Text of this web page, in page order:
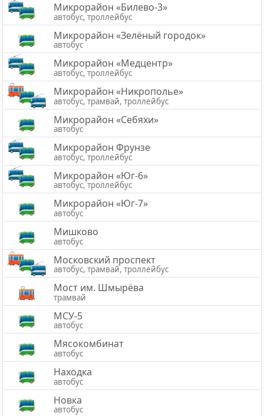
Микрорайон «Билево-3»
автобус, троллейбус
Микрорайон «Зелёный городок»
автобус
Микрорайон «Медцентр»
автобус, троллейбус
Микрорайон «Никрополье»
автобус, трамвай, троллейбус
Микрорайон «Себяхи»
автобус
Микрорайон Фрунзе
автобус, троллейбус
Микрорайон «Юг-6»
автобус, троллейбус
Микрорайон «Юг-7»
автобус
Мишково
автобус
Московский проспект
автобус, трамвай, троллейбус
Мост им. Шмырёва
трамвай
МСУ-5
автобус
Мясокомбинат
автобус
Находка
автобус
Новка
автобус